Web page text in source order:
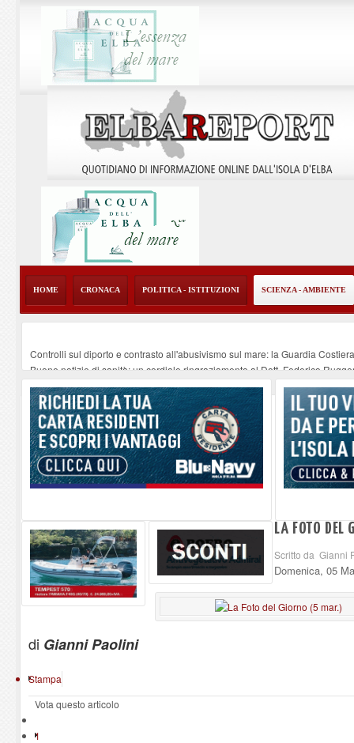
HOME CRONACA POLITICA - ISTITUZIONI SCIENZA - AMBIENTE
Controlli sul diporto e contrasto all'abusivismo sul mare: la Guardia
Buone notizie di sanità: un cordiale ringraziamento al Dott. Federico
Altiero Spinelli e Ursula Hirschmann all'Elba: riaffiora una testimonianza
Capoliveri, potenziata la pulizia dei bordi stradali -07-08-2026
Marina di Campo tra i porti interessati dal nuovo piano dell'Autorità
LA FOTO
Scritto da Gianni
Domenica, 05
di Gianni Paolini
Stampa
Vota questo articolo
1